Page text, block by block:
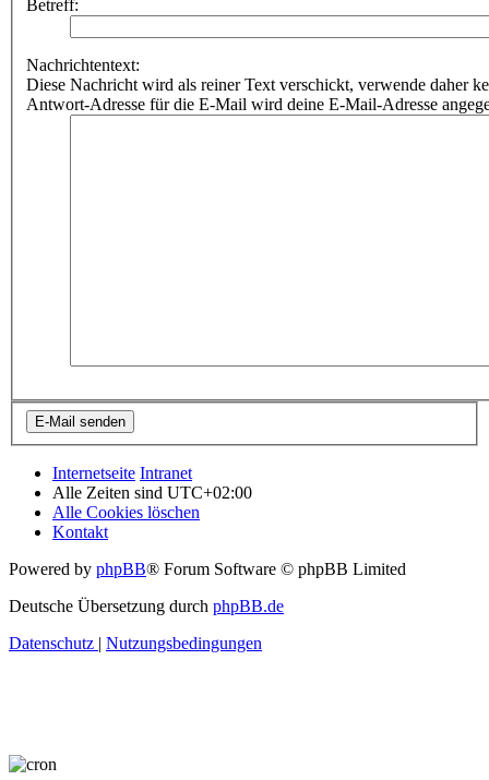
Betreff:
Nachrichtentext:
Diese Nachricht wird als reiner Text verschickt, verwende daher
Antwort-Adresse für die E-Mail wird deine E-Mail-Adresse
Internetseite Intranet
Alle Zeiten sind UTC+02:00
Alle Cookies löschen
Kontakt
Powered by phpBB® Forum Software © phpBB Limited
Deutsche Übersetzung durch phpBB.de
Datenschutz | Nutzungsbedingungen